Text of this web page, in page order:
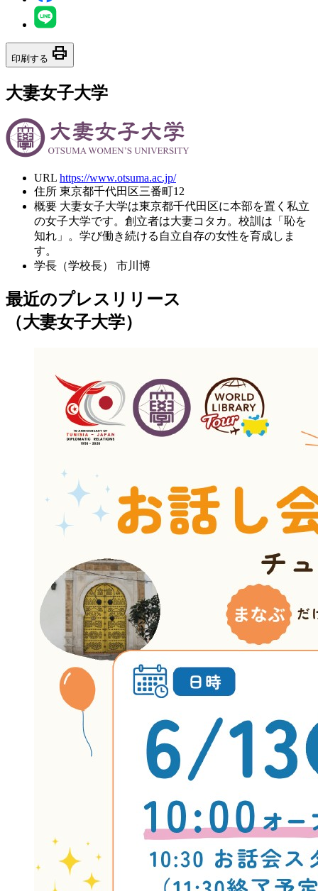
印刷する print
大妻女子大学
URL https://www.otsuma.ac.jp/
住所 東京都千代田区三番町12
概要 大妻女子大学は東京都千代田区に本部を置く私立
の女子大学です。創立者は大妻コタカ。校訓は「恥を
知れ」。学び働き続ける自立自存の女性を育成しま
す。
学長（学校長）
市川博
最近のプレスリリース
（大妻女子大学）